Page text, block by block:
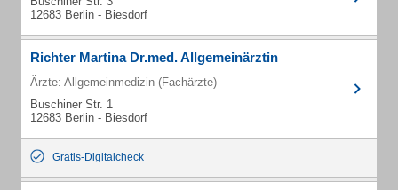
12683 Berlin - Biesdorf
Richter Martina Dr.med. Allgemeinärztin
Ärzte: Allgemeinmedizin (Fachärzte)
Buschiner Str. 1
12683 Berlin - Biesdorf
Gratis-Digitalcheck